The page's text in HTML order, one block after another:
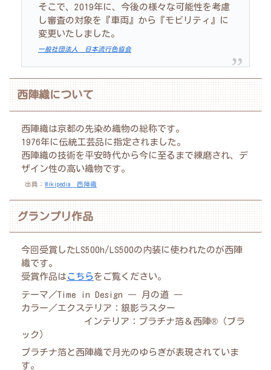
そこで、2019年に、今後の様々な可能性を考慮
し審査の対象を『車両』から『モビリティ』に
変更いたしました。
一般社団法人 日本流行色協会
西陣織について
西陣織は京都の先染め織物の総称です。
1976年に伝統工芸品に指定されました。
西陣織の技術を平安時代から今に至るまで練磨され、デ
ザイン性の高い織物です。
出典： Wikipedia 西陣織
グランプリ作品
今回受賞したLS500h/LS500の内装に使われたのが西陣
織です。
受賞作品は こちら をご覧ください。
テーマ／Time in Design ― 月の道 ―
カラー／エクステリア：銀影ラスター
インテリア：プラチナ箔＆西陣®️（ブラ
ック）
プラチナ箔と西陣織で月光のゆらぎが表現されていま
す。